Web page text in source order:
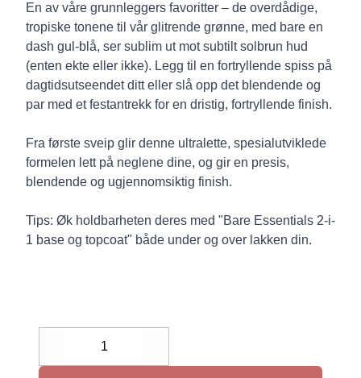
En av våre grunnleggers favoritter – de overdådige,
tropiske tonene til vår glitrende grønne, med bare en
dash gul-blå, ser sublim ut mot subtilt solbrun hud
(enten ekte eller ikke). Legg til en fortryllende spiss på
dagtidsutseendet ditt eller slå opp det blendende og
par med et festantrekk for en dristig, fortryllende finish.
Fra første sveip glir denne ultralette, spesialutviklede
formelen lett på neglene dine, og gir en presis,
blendende og ugjennomsiktig finish.
Tips: Øk holdbarheten deres med "Bare Essentials 2-i-
1 base og topcoat" både under og over lakken din.
Decrease